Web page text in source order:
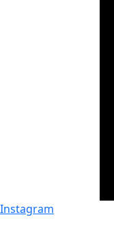
Instagram